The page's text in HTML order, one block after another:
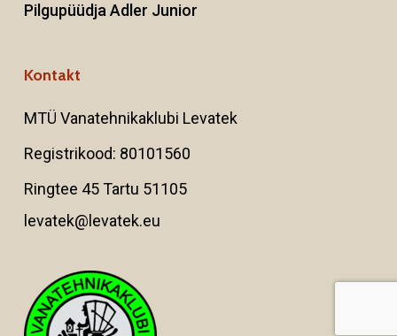
Pilgupüüdja Adler Junior
Kontakt
MTÜ Vanatehnikaklubi Levatek
Registrikood: 80101560
Ringtee 45 Tartu 51105
levatek@levatek.eu